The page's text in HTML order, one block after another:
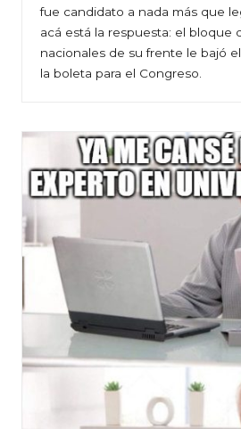
fue candidato a nada más que
acá está la respuesta: el bloque
nacionales de su frente le bajó
la boleta para el Congreso.